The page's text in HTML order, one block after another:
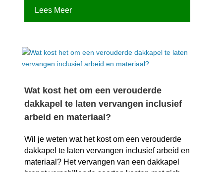
Lees Meer
Wat kost het om een verouderde
dakkapel te laten vervangen inclusief
arbeid en materiaal?
Wil je weten wat het kost om een verouderde
dakkapel te laten vervangen inclusief arbeid en
materiaal? Het vervangen van een dakkapel